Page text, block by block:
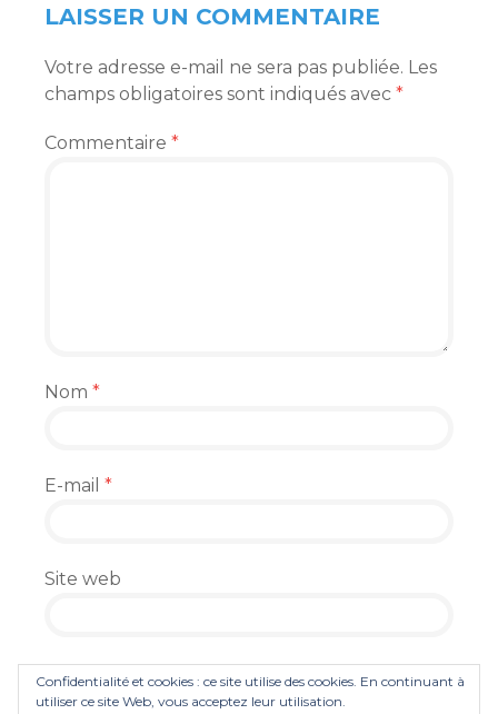
LAISSER UN COMMENTAIRE
Votre adresse e-mail ne sera pas publiée. Les
champs obligatoires sont indiqués avec *
Commentaire *
Nom *
E-mail *
Site web
Enregistrer mon nom, mon e-mail et mon
site dans le navigateur pour mon prochain
Confidentialité et cookies : ce site utilise des cookies. En continuant à
utiliser ce site Web, vous acceptez leur utilisation.